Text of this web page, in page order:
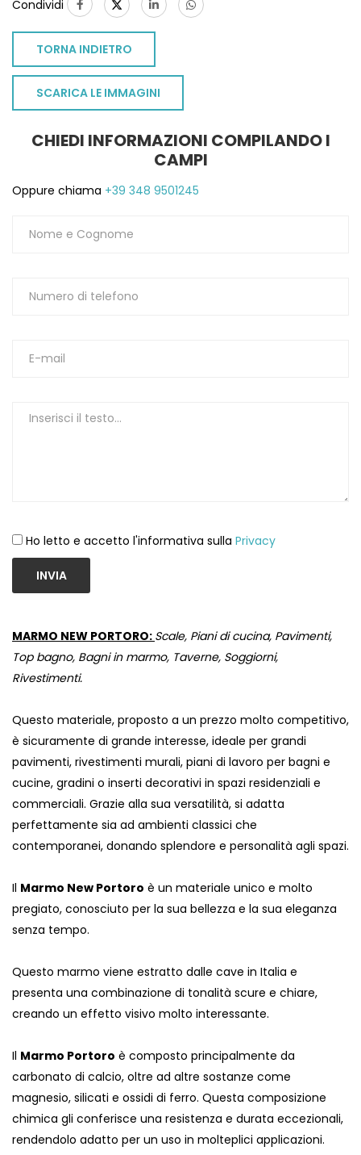
Condividi
TORNA INDIETRO
SCARICA LE IMMAGINI
CHIEDI INFORMAZIONI COMPILANDO I
CAMPI
Oppure chiama +39 348 9501245
Ho letto e accetto l'informativa sulla Privacy
INVIA
MARMO NEW PORTORO: Scale, Piani di cucina, Pavimenti,
Top bagno, Bagni in marmo, Taverne, Soggiorni,
Rivestimenti.
Questo materiale, proposto a un prezzo molto competitivo,
è sicuramente di grande interesse, ideale per grandi
pavimenti, rivestimenti murali, piani di lavoro per bagni e
cucine, gradini o inserti decorativi in ​​spazi residenziali e
commerciali. Grazie alla sua versatilità, si adatta
perfettamente sia ad ambienti classici che
contemporanei, donando splendore e personalità agli spazi.
Il Marmo New Portoro è un materiale unico e molto
pregiato, conosciuto per la sua bellezza e la sua eleganza
senza tempo.
Questo marmo viene estratto dalle cave in Italia e
presenta una combinazione di tonalità scure e chiare,
creando un effetto visivo molto interessante.
Il Marmo Portoro è composto principalmente da
carbonato di calcio, oltre ad altre sostanze come
magnesio, silicati e ossidi di ferro. Questa composizione
chimica gli conferisce una resistenza e durata eccezionali,
rendendolo adatto per un uso in molteplici applicazioni.